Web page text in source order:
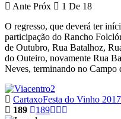
Ante Próx
1 De 18
O regresso, que deverá ter
participação do Rancho
de Outubro, Rua Batalhoz,
do Outeiro, novamente Rua
Neves, terminando no Campo
CartaxoFesta do Vinho 2017
189
189